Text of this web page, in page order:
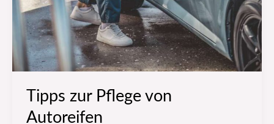
Tipps zur Pflege von
Autoreifen